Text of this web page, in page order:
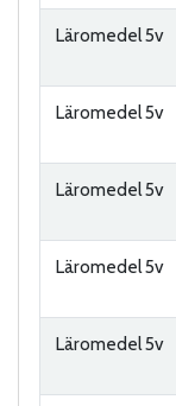
Läromedel 5v
Läromedel 5v
Läromedel 5v
Läromedel 5v
Läromedel 5v